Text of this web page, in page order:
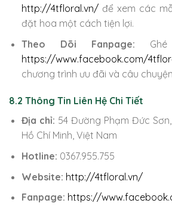
http://4tfloral.vn/để xem các
đặt hoa một cách tiện lợi.
Theo Dõi Fanpage: Ghé
https://www.facebook.com/
chương trình ưu đãi và câu
8.2 Thông Tin Liên Hệ Chi Tiết
Địa chỉ: 54 Đường Phạm Đức
Hồ Chí Minh, Việt Nam
Hotline: 0367.955.755
Website: http://4tfloral.vn/
Fanpage: https://